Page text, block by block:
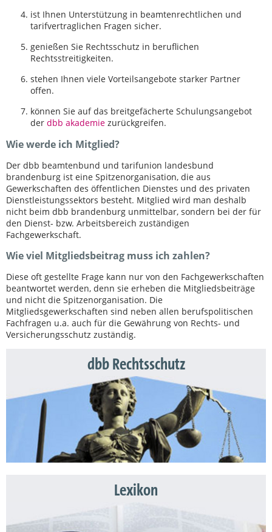
ist Ihnen Unterstützung in beamtenrechtlichen und
tarifvertraglichen Fragen sicher.
genießen Sie Rechtsschutz in beruflichen
Rechtsstreitigkeiten.
stehen Ihnen viele Vorteilsangebote starker Partner
offen.
können Sie auf das breitgefächerte Schulungsangebot
der dbb akademie zurückgreifen.
Wie werde ich Mitglied?
Der dbb beamtenbund und tarifunion landesbund
brandenburg ist eine Spitzenorganisation, die aus
Gewerkschaften des öffentlichen Dienstes und des privaten
Dienstleistungssektors besteht. Mitglied wird man deshalb
nicht beim dbb brandenburg unmittelbar, sondern bei der für
den Dienst- bzw. Arbeitsbereich zuständigen
Fachgewerkschaft.
Wie viel Mitgliedsbeitrag muss ich zahlen?
Diese oft gestellte Frage kann nur von den Fachgewerkschaften
beantwortet werden, denn sie erheben die Mitgliedsbeiträge
und nicht die Spitzenorganisation. Die
Mitgliedsgewerkschaften sind neben allen berufspolitischen
Fachfragen u.a. auch für die Gewährung von Rechts- und
Versicherungsschutz zuständig.
dbb Rechtsschutz
Lexikon